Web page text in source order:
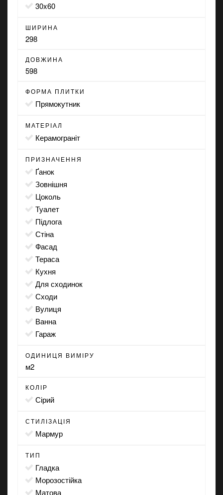
30x60
ШИРИНА
298
ДОВЖИНА
598
ФОРМА ПЛИТКИ
прямокутник
МАТЕРІАЛ
Керамограніт
ПРИЗНАЧЕННЯ
ґанок
зовнішня
цоколь
туалет
підлога
стіна
фасад
тераса
кухня
для сходинок
сходи
вулиця
ванна
гараж
ОДИНИЦЯ ВИМІРУ
м2
КОЛІР
сірий
СТИЛІЗАЦІЯ
мармур
ТИП
гладка
морозостійка
матова